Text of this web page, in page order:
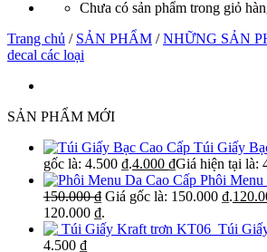
Chưa có sản phẩm trong giỏ
Trang chủ / SẢN PHẨM / NHỮNG SẢN
decal các loại
SẢN PHẨM MỚI
Túi Giấy
gốc là: 4.500 ₫.4.000 ₫Giá hiện tại là:
Phôi Menu
150.000₫ Giá gốc là: 150.000 ₫.
120.000 ₫.
Túi
4.500 ₫